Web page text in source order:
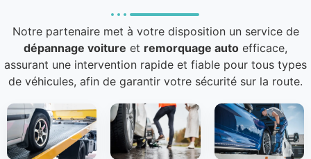
Notre partenaire met à votre disposition un service de
dépannage voiture et remorquage auto efficace,
assurant une intervention rapide et fiable pour tous types
de véhicules, afin de garantir votre sécurité sur la route.